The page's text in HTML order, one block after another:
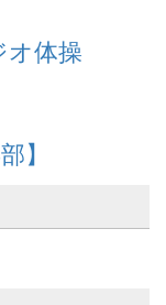
オ体操
】